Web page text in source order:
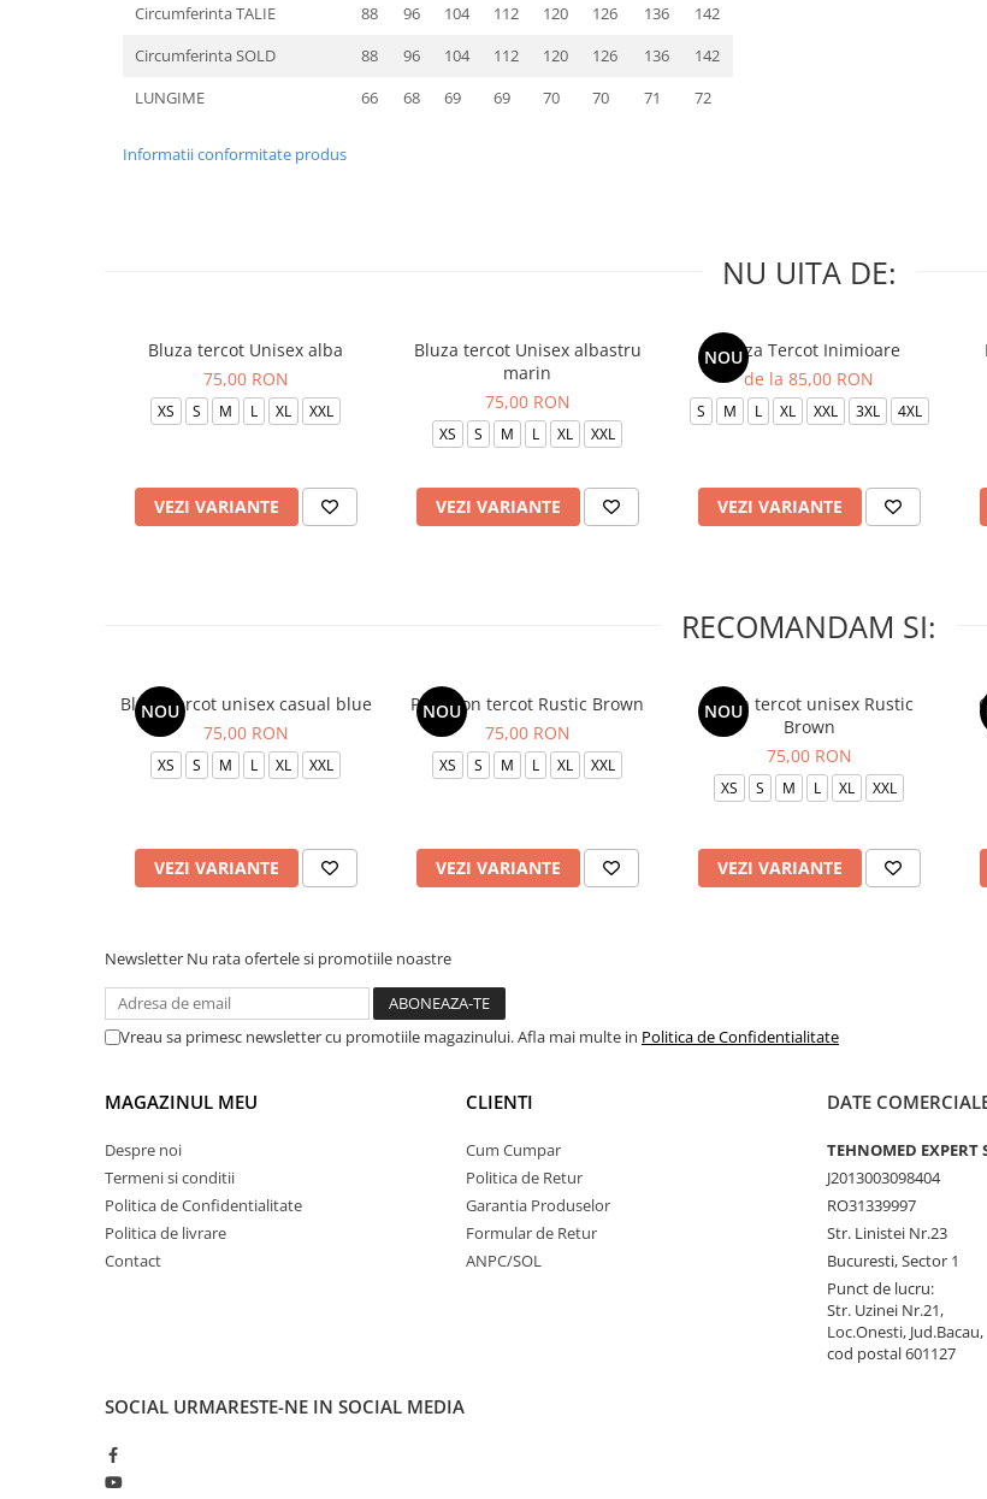
Circumferinta TALIE
88 96 104 112 120 126 136
142
Circumferinta SOLD
88 96 104 112 120 126 136
142
LUNGIME
66 68 69 69 70 70 71 72
Informatii conformitate produs
NU UITA DE:
Bluza tercot Unisex alba
75,00 RON
XS S M L XL XXL
VEZI VARIANTE
Bluza tercot Unisex albastru
marin
75,00 RON
XS S M L XL XXL
VEZI VARIANTE
NOU
Bluza Tercot Inimioare
de la 85,00 RON
S M L XL XXL 3XL 4XL
VEZI VARIANTE
RECOMANDAM SI:
NOU
Bluza tercot unisex casual blue
75,00 RON
XS S M L XL XXL
VEZI VARIANTE
NOU
Pantalon tercot Rustic Brown
75,00 RON
XS S M L XL XXL
VEZI VARIANTE
NOU
Bluza tercot unisex Rustic
Brown
75,00 RON
XS S M L XL XXL
VEZI VARIANTE
Newsletter Nu rata ofertele si promotiile noastre
Vreau sa primesc newsletter cu promotiile magazinului. Afla mai multe in Politica de Confidentialitate
MAGAZINUL MEU
Despre noi
Termeni si conditii
Politica de Confidentialitate
Politica de livrare
Contact
CLIENTI
Cum Cumpar
Politica de Retur
Garantia Produselor
Formular de Retur
ANPC/SOL
DATE
TEHNOMED EXPERT
J2013003098404
RO31339997
Str. Linistei Nr.23
Bucuresti, Sector 1
Punct de lucru:
Str. Uzinei Nr.21,
Loc.Onesti, Jud.Bacau,
cod postal 601127
SOCIAL URMARESTE-NE IN SOCIAL MEDIA